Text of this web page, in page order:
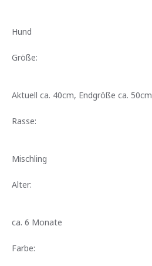
Hund
Größe:
Aktuell ca. 40cm, Endgröße ca. 50cm
Rasse:
Mischling
Alter:
ca. 6 Monate
Farbe: